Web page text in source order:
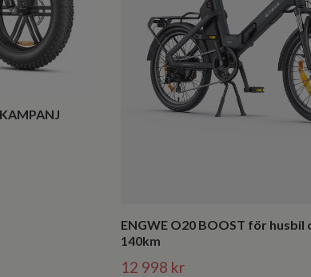
ENGWE O20 BOOST för husbil
140km
12 998 kr